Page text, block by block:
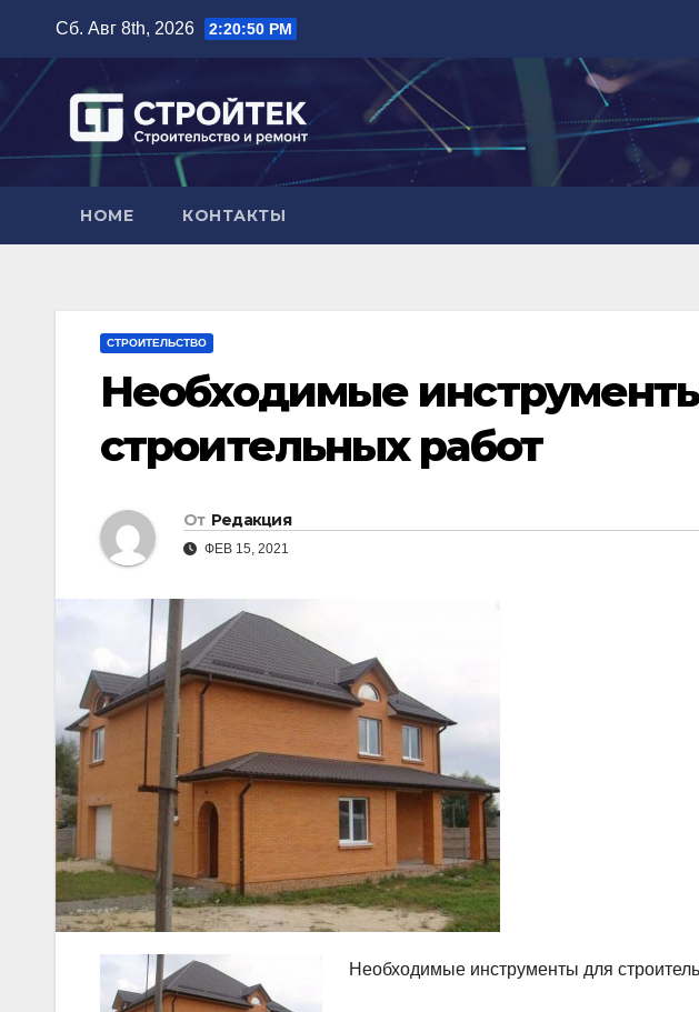
содержимому
Сб. Авг 8th, 2026 2:20:51 PM
HOME КОНТАКТЫ
СТРОИТЕЛЬСТВО
Необходимые
строительных работ
От Редакция
ФЕВ 15, 2021
Необходимые инструменты для